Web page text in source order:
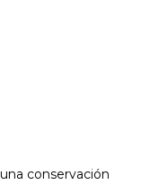
conservación